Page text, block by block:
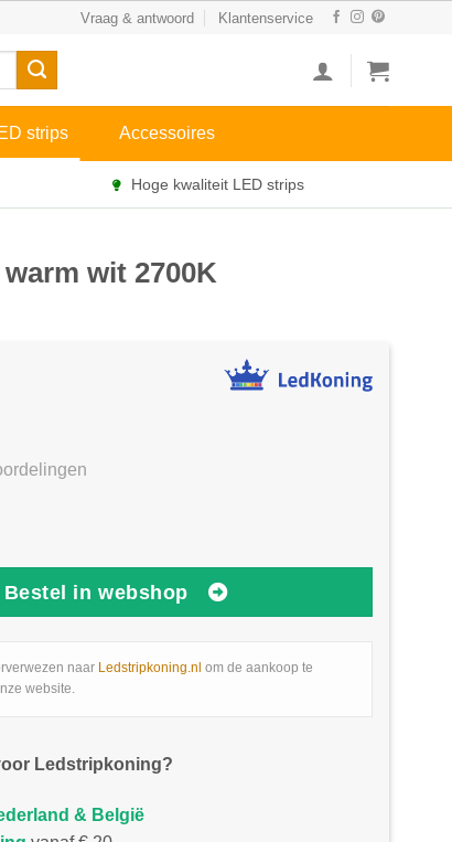
Vraag & antwoord Klantenservice
strips Accessoires
Hoge kwaliteit LED strips
wit 2700K
Bestel in webshop
naar Ledstripkoning.nl om de aankoop te
website.
Ledstripkoning?
& België